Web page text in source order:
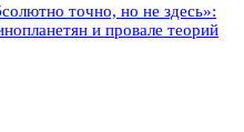
точно, но не здесь»:
и провале теорий